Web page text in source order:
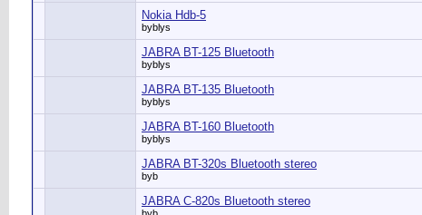
Nokia Hdb-5
byblys
JABRA BT-125 Bluetooth
byblys
JABRA BT-135 Bluetooth
byblys
JABRA BT-160 Bluetooth
byblys
JABRA BT-320s Bluetooth stereo
byb
JABRA C-820s Bluetooth stereo